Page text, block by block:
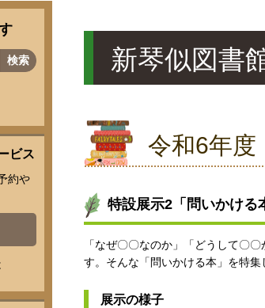
ビス
約や
新琴似図書
令和6年度
特設展示2「問いかける
「なぜ〇〇なのか」「どうして〇
す。そんな「問いかける本」を特集
展示の様子